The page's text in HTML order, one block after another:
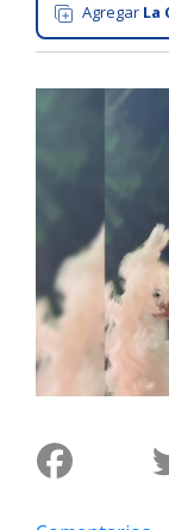
Gastronomía
Ciudad
Deportes
Arte
Espectáculos
Cartelera
de
Agregar La